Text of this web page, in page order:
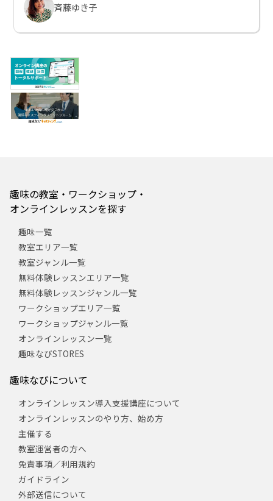
斉藤ゆき子
趣味の教室・ワークショップ・
オンラインレッスンを探す
趣味一覧
教室エリア一覧
教室ジャンル一覧
無料体験レッスンエリア一覧
無料体験レッスンジャンル一覧
ワークショップエリア一覧
ワークショップジャンル一覧
オンラインレッスン一覧
趣味なびSTORES
趣味なびについて
オンラインレッスン導入支援講座について
オンラインレッスンのやり方、始め方
主催する
教室運営者の方へ
免責事項／利用規約
ガイドライン
外部送信について